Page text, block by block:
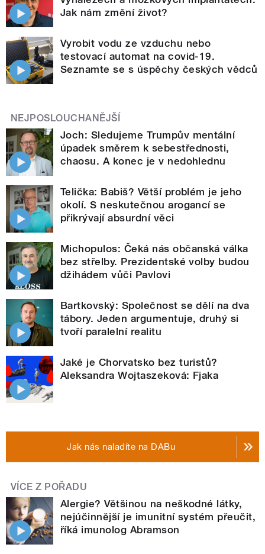
Jak nám změní život?
Vyrobit vodu ze vzduchu nebo
testovací automat na covid-19.
Seznamte se s úspěchy českých vědců
NEJPOSLOUCHANĚJŠÍ
Joch: Sledujeme Trumpův mentální
úpadek směrem k sebestřednosti,
chaosu. A konec je v nedohlednu
Telička: Babiš? Větší problém je jeho
okolí. S neskutečnou arogancí se
přikrývají absurdní věci
Michopulos: Čeká nás občanská válka
bez střelby. Prezidentské volby budou
džihádem vůči Pavlovi
Bartkovský: Společnost se dělí na dva
tábory. Jeden argumentuje, druhý si
tvoří paralelní realitu
Jaké je Chorvatsko bez turistů?
Aleksandra Wojtaszeková: Fjaka
Jak nás naladíte na DABu
VÍCE Z POŘADU
Alergie? Většinou na neškodné látky,
nejúčinnější je imunitní systém přeučit,
říká imunolog Abramson